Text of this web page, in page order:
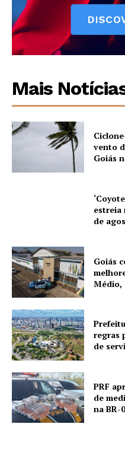
Mais
vento
Goiás
estreia
de
Goiás
Médio,
regras
de
PRF
de
na BR-